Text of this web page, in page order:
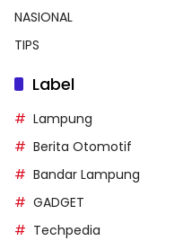
NASIONAL
TIPS
Label
Lampung
Berita Otomotif
Bandar Lampung
GADGET
Techpedia